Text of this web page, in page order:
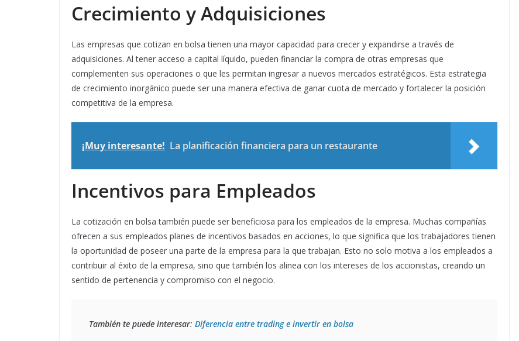
Crecimiento y Adquisiciones
Las empresas que cotizan en bolsa tienen una mayor capacidad para crecer y expandirse a través de
adquisiciones. Al tener acceso a capital líquido, pueden financiar la compra de otras empresas que
complementen sus operaciones o que les permitan ingresar a nuevos mercados estratégicos. Esta estrategia
de crecimiento inorgánico puede ser una manera efectiva de ganar cuota de mercado y fortalecer la posición
competitiva de la empresa.
¡Muy interesante! La planificación financiera para un restaurante
Incentivos para Empleados
La cotización en bolsa también puede ser beneficiosa para los empleados de la empresa. Muchas compañías
ofrecen a sus empleados planes de incentivos basados en acciones, lo que significa que los trabajadores tienen
la oportunidad de poseer una parte de la empresa para la que trabajan. Esto no solo motiva a los empleados a
contribuir al éxito de la empresa, sino que también los alinea con los intereses de los accionistas, creando un
sentido de pertenencia y compromiso con el negocio.
También te puede interesar: Diferencia entre trading e invertir en bolsa